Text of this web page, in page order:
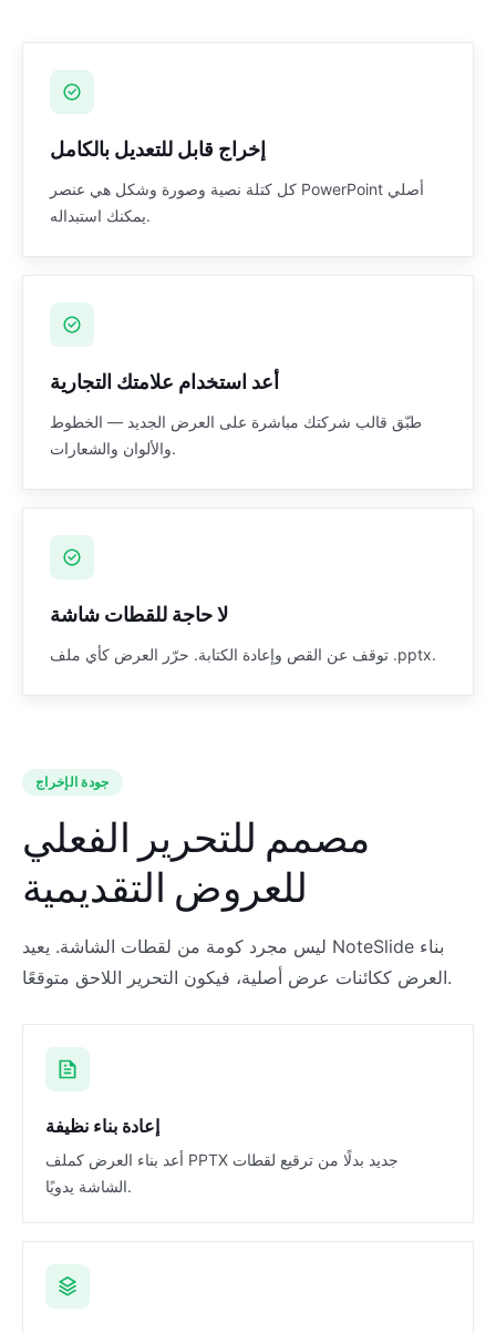
إخراج قابل للتعديل بالكامل
كل كتلة نصية وصورة وشكل هي عنصر PowerPoint أصلي
يمكنك استبداله.
أعد استخدام علامتك التجارية
طبّق قالب شركتك مباشرة على العرض الجديد — الخطوط
والألوان والشعارات.
لا حاجة للقطات شاشة
توقف عن القص وإعادة الكتابة. حرّر العرض كأي ملف .pptx.
جودة الإخراج
مصمم للتحرير الفعلي
للعروض التقديمية
ليس مجرد كومة من لقطات الشاشة. يعيد NoteSlide بناء
العرض ككائنات عرض أصلية، فيكون التحرير اللاحق متوقعًا.
إعادة بناء نظيفة
أعد بناء العرض كملف PPTX جديد بدلًا من ترقيع لقطات
الشاشة يدويًا.